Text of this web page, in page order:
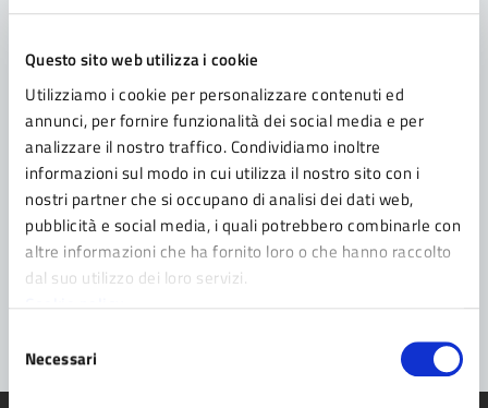
Questo sito web utilizza i cookie
Utilizziamo i cookie per personalizzare contenuti ed
annunci, per fornire funzionalità dei social media e per
analizzare il nostro traffico. Condividiamo inoltre
informazioni sul modo in cui utilizza il nostro sito con i
nostri partner che si occupano di analisi dei dati web,
pubblicità e social media, i quali potrebbero combinarle con
altre informazioni che ha fornito loro o che hanno raccolto
dal suo utilizzo dei loro servizi.
del
consenso
Necessari
Contatta il Comune
Leggi le domande frequenti
Richiedi assistenza
Prenota appuntamento
Problemi in città